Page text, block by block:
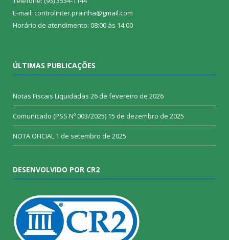
E-mail: controlinter.prainha@gmail.com
Horário de atendimento: 08:00 às 14:00
ÚLTIMAS PUBLICAÇÕES
Notas Fiscais Liquidadas 26 de fevereiro de 2026
Comunicado (PSS Nº 003/2025) 15 de dezembro de 2025
NOTA OFICIAL 1 de setembro de 2025
DESENVOLVIDO POR CR2